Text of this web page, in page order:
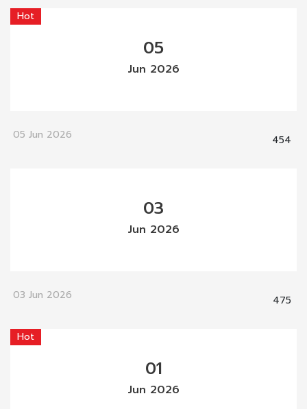
05
Jun 2026
Hot
05 Jun 2026 454
03
Jun 2026
03 Jun 2026 475
01
Jun 2026
Hot